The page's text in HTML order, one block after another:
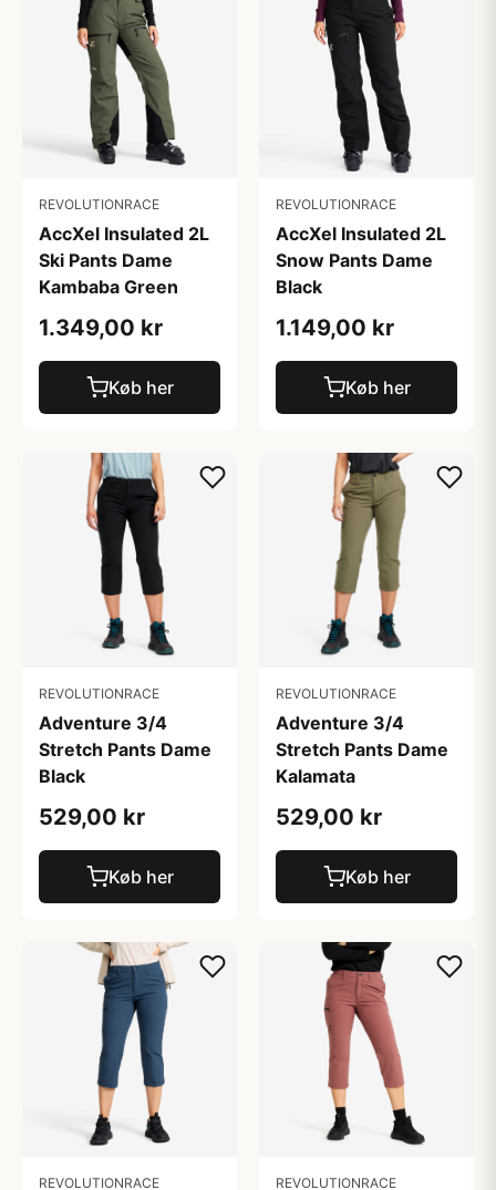
REVOLUTIONRACE
AccXel Insulated 2L
Ski Pants Dame
Kambaba Green
1.349,00 kr
Køb her
REVOLUTIONRACE
AccXel Insulated 2L
Snow Pants Dame
Black
1.149,00 kr
Køb her
REVOLUTIONRACE
Adventure 3/4
Stretch Pants Dame
Black
529,00 kr
Køb her
REVOLUTIONRACE
Adventure 3/4
Stretch Pants Dame
Kalamata
529,00 kr
Køb her
REVOLUTIONRACE REVOLUTIONRACE